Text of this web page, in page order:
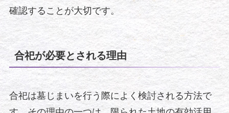
確認することが大切です。
合祀が必要とされる理由
合祀は墓じまいを行う際によく検討される方法で